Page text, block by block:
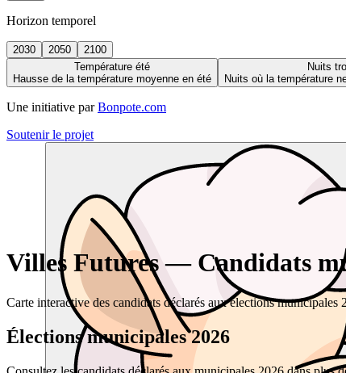
Horizon temporel
2030 2050
2100
Température été
Hausse de la température moyenne en été
Nuits
Nuits où la température
Une initiative par Bonpote.com
Soutenir le projet
Villes Futures — Candidats
Carte interactive des candidats déclarés aux élections
Élections municipales 2026